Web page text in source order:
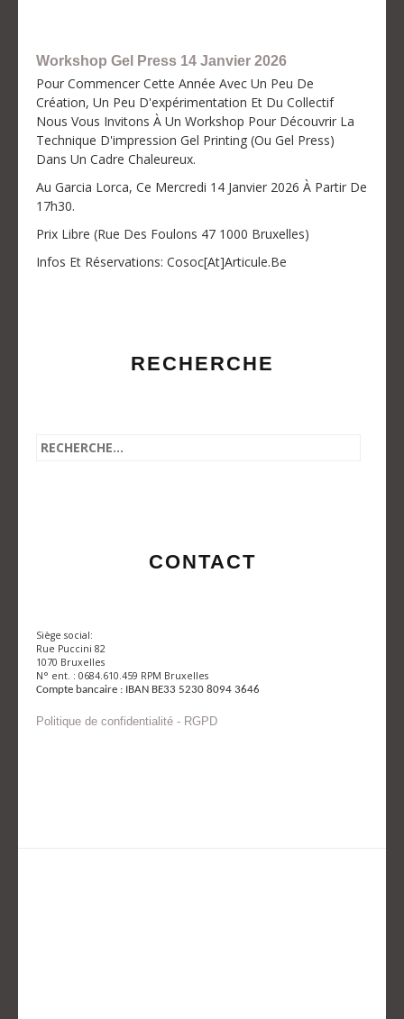
Workshop Gel Press 14 Janvier 2026
Pour Commencer Cette Année Avec Un Peu De
Création, Un Peu D'expérimentation Et Du Collectif
Nous Vous Invitons À Un Workshop Pour Découvrir La
Technique D'impression Gel Printing (ou Gel Press)
Dans Un Cadre Chaleureux.
Au Garcia Lorca, Ce Mercredi 14 Janvier 2026 À Partir De
17h30.
Prix Libre (Rue Des Foulons 47 1000 Bruxelles)
Infos Et Réservations: Cosoc[at]articule.be
RECHERCHE
CONTACT
Siège social:
Rue Puccini 82
1070 Bruxelles
N° ent. : 0684.610.459 RPM Bruxelles
Compte bancaire : IBAN BE33 5230 8094 3646
Politique de confidentialité - RGPD